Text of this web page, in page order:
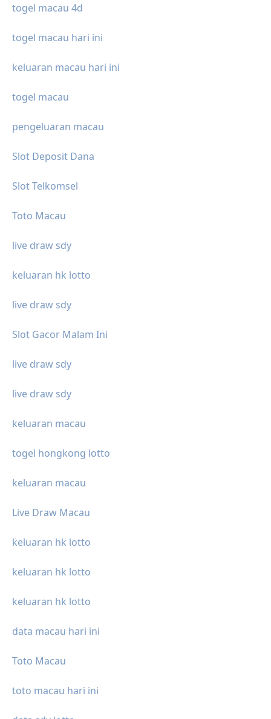
togel macau 4d
togel macau hari ini
keluaran macau hari ini
togel macau
pengeluaran macau
Slot Deposit Dana
Slot Telkomsel
Toto Macau
live draw sdy
keluaran hk lotto
live draw sdy
Slot Gacor Malam Ini
live draw sdy
live draw sdy
keluaran macau
togel hongkong lotto
keluaran macau
Live Draw Macau
keluaran hk lotto
keluaran hk lotto
keluaran hk lotto
data macau hari ini
Toto Macau
toto macau hari ini